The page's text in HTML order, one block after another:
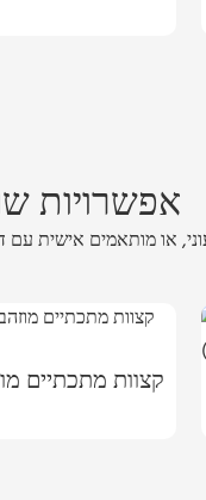
אפשרויות
קצוות מתכתיים